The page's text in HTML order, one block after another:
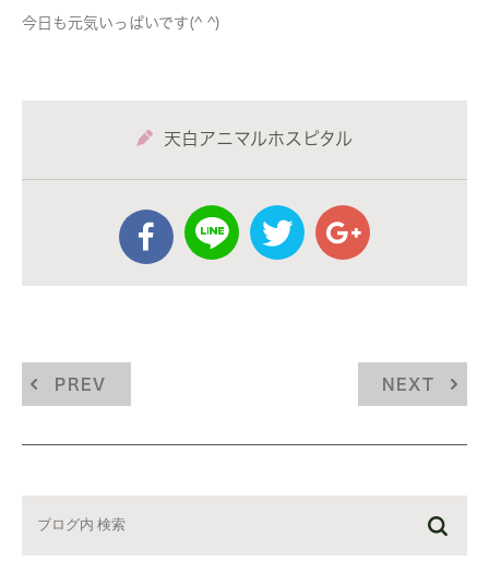
今日も元気いっぱいです(^ ^)
天白アニマルホスピタル
PREV NEXT